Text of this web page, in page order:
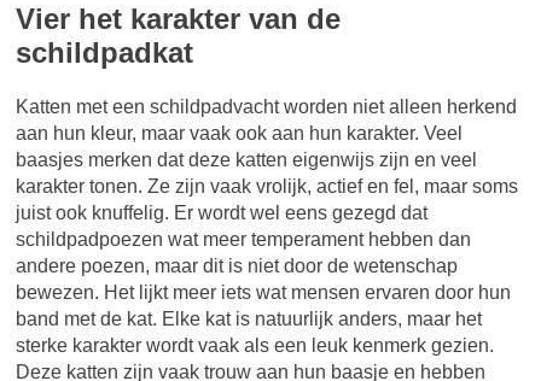
Vier het karakter van de
schildpadkat
Katten met een schildpadvacht worden niet alleen herkend
aan hun kleur, maar vaak ook aan hun karakter. Veel
baasjes merken dat deze katten eigenwijs zijn en veel
karakter tonen. Ze zijn vaak vrolijk, actief en fel, maar soms
juist ook knuffelig. Er wordt wel eens gezegd dat
schildpadpoezen wat meer temperament hebben dan
andere poezen, maar dit is niet door de wetenschap
bewezen. Het lijkt meer iets wat mensen ervaren door hun
band met de kat. Elke kat is natuurlijk anders, maar het
sterke karakter wordt vaak als een leuk kenmerk gezien.
Deze katten zijn vaak trouw aan hun baasje en hebben